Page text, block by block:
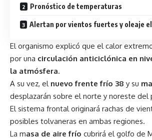
Pronóstico de temperaturas
Alertan por vientos fuertes y oleaje
El organismo explicó que el calor
por una circulación anticiclónica en
la atmósfera.
A su vez, el nuevo frente frío 38 y su
desplazarán sobre el norte y noreste del
El sistema frontal originará rachas de
posibles tolvaneras en ambas regiones.
La masa de aire frío cubrirá el golfo de